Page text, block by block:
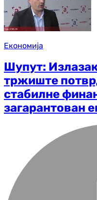
Економија
Шупут:
тржиште
стабилне
загарантован